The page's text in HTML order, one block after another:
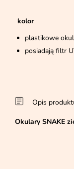
kolor
plastikowe
posiadają filtr
Opis
Okulary SNAKE